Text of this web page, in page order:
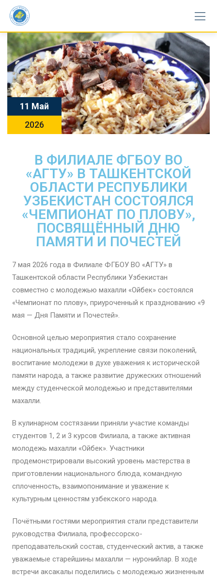
11 Май
2026
В ФИЛИАЛЕ ФГБОУ ВО
«АГТУ» В ТАШКЕНТСКОЙ
ОБЛАСТИ РЕСПУБЛИКИ
УЗБЕКИСТАН СОСТОЯЛСЯ
«ЧЕМПИОНАТ ПО ПЛОВУ»,
ПОСВЯЩЁННЫЙ ДНЮ
ПАМЯТИ И ПОЧЕСТЕЙ
7 мая 2026 года в Филиале ФГБОУ ВО «АГТУ» в
Ташкентской области Республики Узбекистан
совместно с молодежью махалли «Ойбек» состоялся
«Чемпионат по плову», приуроченный к празднованию «9
мая — Дня Памяти и Почестей».
Основной целью мероприятия стало сохранение
национальных традиций, укрепление связи поколений,
воспитание молодежи в духе уважения к исторической
памяти народа, а также развитие дружеских отношений
между студенческой молодежью и представителями
махалли.
В кулинарном состязании приняли участие команды
студентов 1, 2 и 3 курсов Филиала, а также активная
молодежь махалли «Ойбек». Участники
продемонстрировали высокий уровень мастерства в
приготовлении национального блюда, командную
сплоченность, взаимопонимание и уважение к
культурным ценностям узбекского народа.
Почётными гостями мероприятия стали представители
руководства Филиала, профессорско-
преподавательский состав, студенческий актив, а также
уважаемые старейшины махалли — нуронийлар. В ходе
встречи аксакалы поделились с молодежью жизненным